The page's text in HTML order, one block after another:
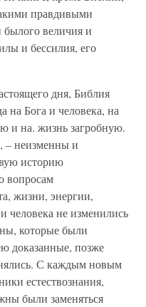
правдивыми
былого величия и
и бессилия, его
дня, Библия
на Бога и человека, на
и на. жизнь загробную.
неизменны и
историю
вопросам
жизни, энергии,
человека не изменились
которые были
доказанные, позже
С каждым новым
естествознания,
были заменяться